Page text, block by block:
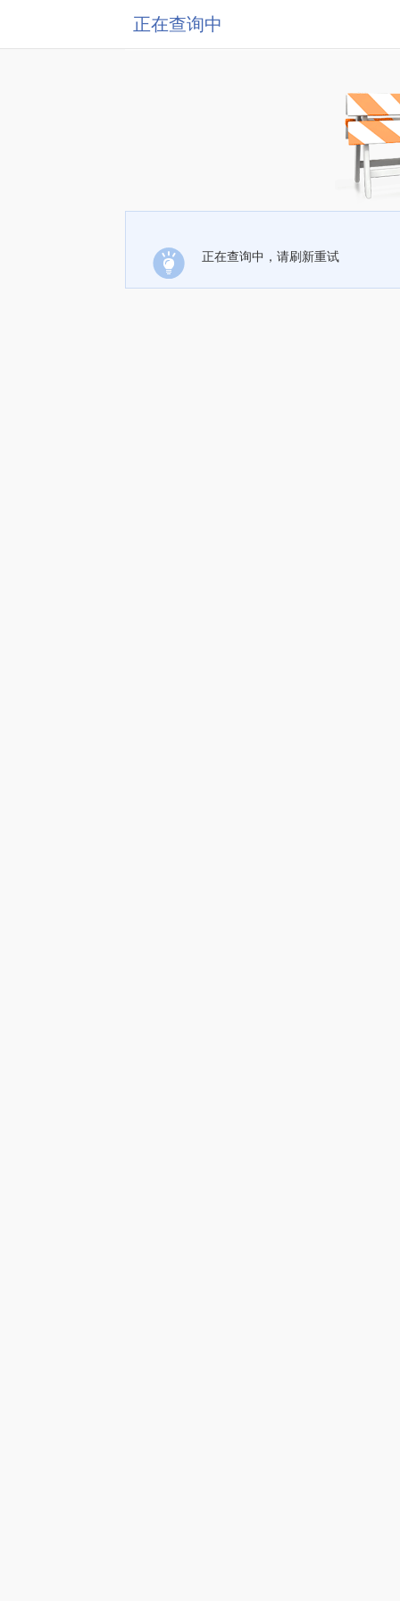
正在查询中
正在查询中，请刷新重试